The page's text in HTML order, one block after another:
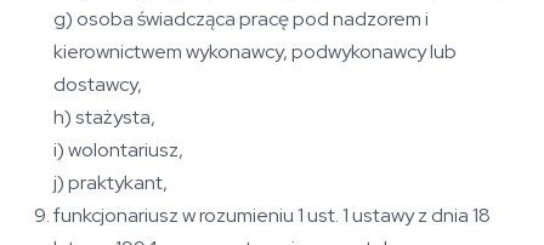
g) osoba świadcząca pracę pod nadzorem i
kierownictwem wykonawcy, podwykonawcy lub
dostawcy,
h) stażysta,
i) wolontariusz,
j) praktykant,
funkcjonariusz w rozumieniu 1 ust. 1 ustawy z dnia 18